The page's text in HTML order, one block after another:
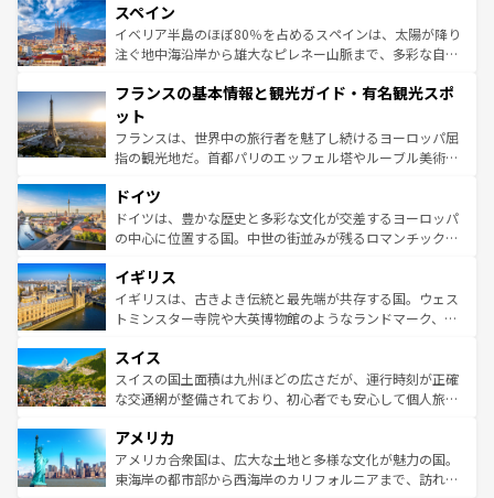
ろん、トスカーナの美しい田園風景やアマルフィ海岸の絶
景など、自然景観も見逃せない。観光の合間には、本場の
ピザやパスタなど、絶品のイタリア料理を堪能することも
ませてくれるイタリアで、忘れられない旅をしてみよう！
なお、新着のイタリア情報は
しい。
スペイン
イベリア半島のほぼ80％を占めるスペインは、太陽が降り
注ぐ地中海沿岸から雄大なピレネー山脈まで、多彩な自然
文化が根付くこの国では、情熱的なフラメンコ、熱気あふ
れる闘牛、そして美味しいタパスが生活の一部となってい
る。首都マドリードの洗練された雰囲気や、バルセロナの
アートに溢れた街角から、地方では古代ローマ遺跡や中世
せる。地方によって風土や気候が異なるスペインはその個
性で訪れる人を魅了する。 なお、新着のスペイン情報は コ
ンテンツ一覧を参照してほしい。
フランスの基本情報と観光ガイド・有名観光スポ
ット
フランスは、世界中の旅行者を魅了し続けるヨーロッパ屈
指の観光地だ。首都パリのエッフェル塔やルーブル美術館
で、幅広い魅力が詰まっている。華麗な宮殿、歴史的な大
聖堂、美しいビーチ、そして豊かな自然が、訪れる者を心
から魅了する。また、フランスは美食の国としても知ら
いる。シャンパンの発祥地であるランス、プロヴァンスの
香り高いラベンダー畑など、多彩な楽しみ方が可能だ。さ
らに、パリ以外の地域にも魅力が溢れており、どの街角に
れる地方に足を運ぶとそれぞれで全く異なる文化を体験で
きるだろう。 なお、新着のフランス情報はコンテンツ一覧
を参照してほしい。
ドイツ
ドイツは、豊かな歴史と多彩な文化が交差するヨーロッパ
の中心に位置する国。中世の街並みが残るロマンチック街
顔を持つこの国は、どこを歩いても飽きることがない。ベ
ルリンの文化的活気、バイエルン州のアルプスの絶景、そ
してライン川沿いのワイン畑といった風景は必見。ビール
は、お酒好きな人にはぜひ体験してほしい。 なお、新着の
ドイツ情報はコンテンツ一覧を参照してほしい。
イギリス
イギリスは、古きよき伝統と最先端が共存する国。ウェス
トミンスター寺院や大英博物館のようなランドマーク、歴
リアごとに異なる魅力がある。また、優雅なアフタヌーン
ティー、ビール好きにはたまらない英国パブ、サッカー観
戦など、本場だからこそできる体験も豊富。イギリスを旅
ンツ一覧を参照してほしい。
スイス
スイスの国土面積は九州ほどの広さだが、運行時刻が正確
な交通網が整備されており、初心者でも安心して個人旅行
の建物がそのまま残る町や、スイスならではのユニークな
博物館もあり、アルプス観光だけでなく町歩きも満喫する
ことができる。国民の所得が高いため物価も高いが、旅行
アメリカ
アメリカ合衆国は、広大な土地と多様な文化が魅力の国。
東海岸の都市部から西海岸のカリフォルニアまで、訪れる